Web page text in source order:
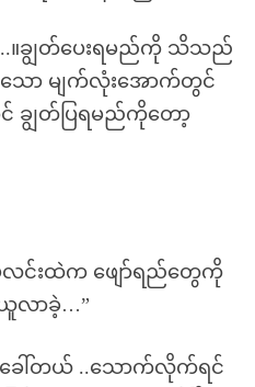
စ် ..။ချွတ်ပေးရမည်ကို သိသည်
သော မျက်လုံးအောက်တွင်
ချွတ်ပြရမည်ကိုတော့
ပုလင်းထဲက ဖျော်ရည်တွေကို
လာခဲ့…”
ခေါ်တယ် ..သောက်လိုက်ရင်